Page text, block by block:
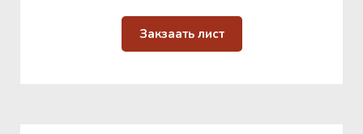
Закзаать лист